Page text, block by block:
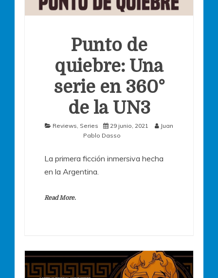
Punto de
quiebre: Una
serie en 360°
de la UN3
Reviews, Series 29 junio, 2021
Juan
Pablo Dasso
La primera ficción inmersiva hecha
en la Argentina.
Read More.